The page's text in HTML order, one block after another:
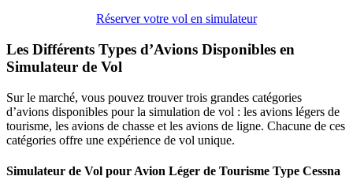
Réserver votre vol en simulateur
Les Différents Types d’Avions Disponibles en
Simulateur de Vol
Sur le marché, vous pouvez trouver trois grandes catégories
d’avions disponibles pour la simulation de vol : les avions légers de
tourisme, les avions de chasse et les avions de ligne. Chacune de ces
catégories offre une expérience de vol unique.
Simulateur de Vol pour Avion Léger de Tourisme Type Cessna